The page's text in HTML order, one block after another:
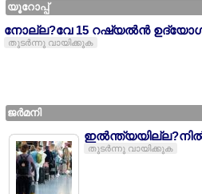
യൂറോപ്പ്
നോല്ല?വേ 15 റഷ്യല്‍ന്‍
തുടര്‍ന്നു വായിക്കുക
ജര്‍മനി
തുടര്‍ന്നു വായിക്കുക